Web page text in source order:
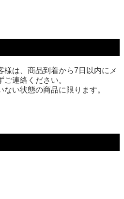
様は、商品到着から7日以内にメ
連絡ください。
い状態の商品に限ります。